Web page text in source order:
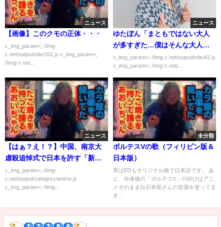
ニュース
【画像】このクモの正体・・・
c_img_param=; //img-
c.net/output/site/202.js c_img_param=;
//img-c.net...
ニュース
ゆたぼん「まともではない大人
が多すぎた…僕はそんな大人に
なりたくない」
c_img_param=; //img-c.net/output/site/42.js
c_img_param=; //img-c.net/...
ニュース
【はぁ？え！？】中国、南京大
虐殺追悼式で日本を許す「新し
い時代の関係構築すべき。」
c_img_param=; //img-
c.net/output/category/anime.js
c_img_param=; //img...
未分類
ボルテスVの歌（フィリピン版＆
日本版）
実はEDもオリジナル曲で日本語です。 あ
と、合体後の「ボルテスV」の叫びはアニ
メそのまま白石幸長さんの音源を使ってま
す...